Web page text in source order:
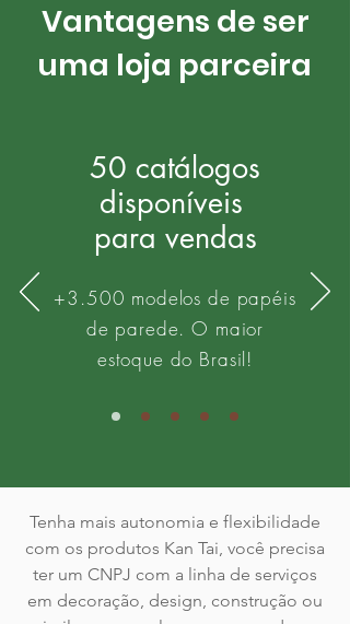
Vantagens de ser
uma loja parceira
50 catálogos
disponíveis
para vendas
+3.500 modelos de papéis
de parede. O maior
estoque do Brasil!
Tenha mais autonomia e flexibilidade
com os produtos Kan Tai, você precisa
ter um CNPJ com a linha de serviços
em decoração, design, construção ou